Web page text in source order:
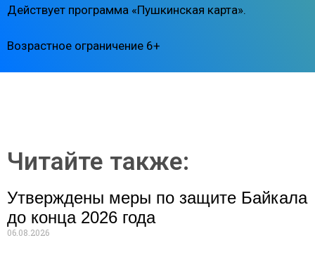
Действует программа «Пушкинская карта».
Возрастное ограничение 6+
Читайте также:
Утверждены меры по защите Байкала
до конца 2026 года
06.08.2026